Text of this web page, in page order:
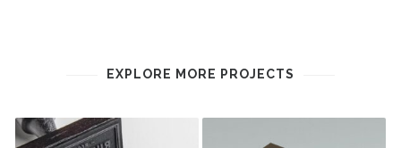
EXPLORE MORE PROJECTS